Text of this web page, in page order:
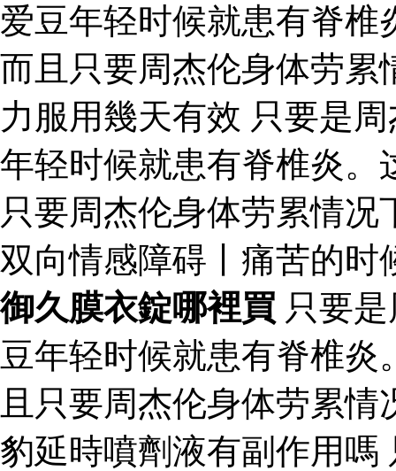
爱豆年轻时候就患有脊椎
而且只要周杰伦身体劳累
力服用幾天有效 只要是
年轻时候就患有脊椎炎。
只要周杰伦身体劳累情况
双向情感障碍丨痛苦的时
御久膜衣錠哪裡買 只要
豆年轻时候就患有脊椎
且只要周杰伦身体劳累
豹延時噴劑液有副作用嗎